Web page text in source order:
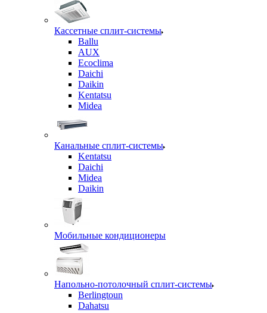
Кассетные сплит-системы
Ballu
AUX
Ecoclima
Daichi
Daikin
Kentatsu
Midea
Канальные сплит-системы
Kentatsu
Daichi
Midea
Daikin
Мобильные кондиционеры
Напольно-потолочный сплит-системы
Berlingtoun
Dahatsu